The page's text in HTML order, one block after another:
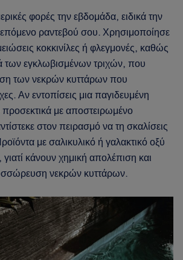
φορές την εβδομάδα, ειδικά την
ραντεβού σου. Χρησιμοποίησε
κοκκινίλες ή φλεγμονές, καθώς
των εγκλωβισμένων τριχών, που
των νεκρών κυττάρων που
Αν εντοπίσεις μια παγιδευμένη
με αποστειρωμένο
στον πειρασμό να τη σκαλίσεις
με σαλικυλικό ή γαλακτικό οξύ
γιατί κάνουν χημική απολέπιση και
νεκρών κυττάρων.